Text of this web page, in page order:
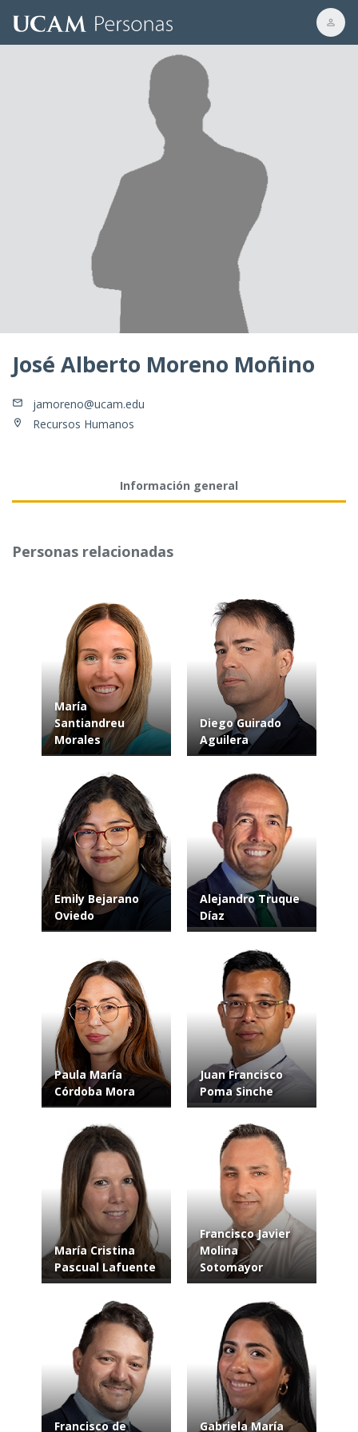
José Alberto Moreno Moñino
jamoreno@ucam.edu
Recursos Humanos
Información general
Personas relacionadas
María
Santiandreu
Morales
Diego Guirado
Aguilera
Emily Bejarano
Oviedo
Alejandro Truque
Díaz
Paula María
Córdoba Mora
Juan Francisco
Poma Sinche
María Cristina
Pascual Lafuente
Francisco Javier
Molina
Sotomayor
Francisco de Gabriela María